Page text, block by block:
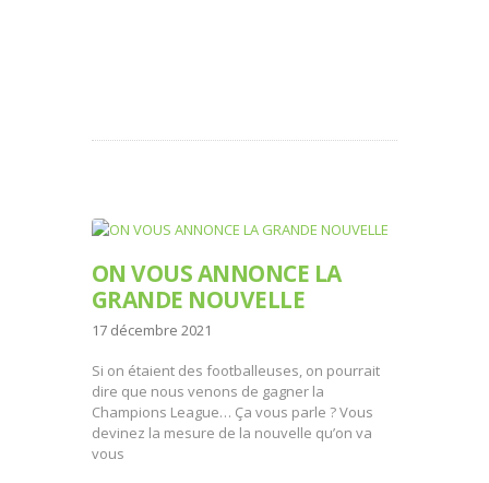
ON VOUS ANNONCE LA
GRANDE NOUVELLE
17 décembre 2021
Si on étaient des footballeuses, on pourrait
dire que nous venons de gagner la
Champions League… Ça vous parle ? Vous
devinez la mesure de la nouvelle qu’on va
vous